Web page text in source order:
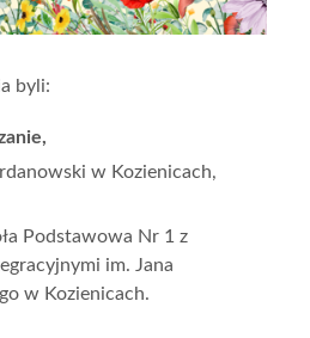
byli:
w Kozienicach,
Podstawowa Nr 1 z
im. Jana
w Kozienicach.